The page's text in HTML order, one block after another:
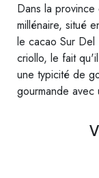
Dans la
millénaire, situé
le cacao Sur Del
criollo, le fait
une typicité de
gourmande